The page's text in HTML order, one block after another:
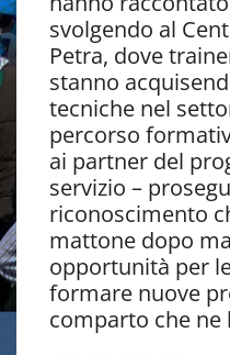
svolgendo al
Petra, dove
stanno
tecniche nel
percorso
ai partner del
servizio –
riconoscimento
mattone dopo
opportunità per
formare nuove
comparto che ne